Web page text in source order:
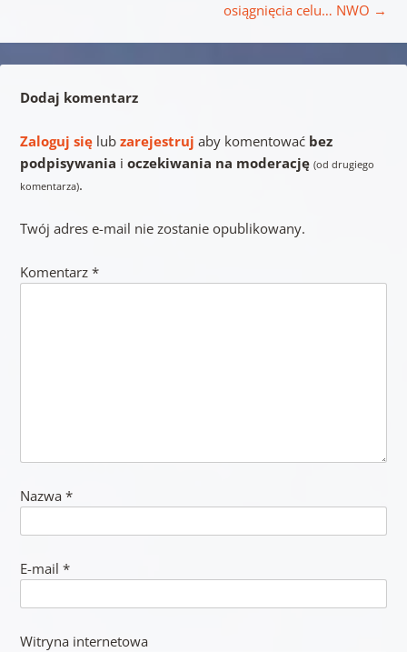
osiągnięcia celu… NWO →
Dodaj komentarz
Zaloguj sięlub zarejestruj aby komentować bez
podpisywania i oczekiwania na moderację (od drugiego
komentarza).
Twój adres e-mail nie zostanie opublikowany.
Komentarz *
Nazwa *
E-mail *
Witryna internetowa